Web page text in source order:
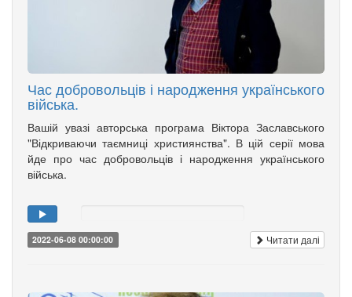
Час добровольців і народження українського
війська.
Вашій увазі авторська програма Віктора Заславського
"Відкриваючи таємниці християнства". В цій серії мова
йде про час добровольців і народження українського
війська.
2022-06-08 00:00:00 Читати далі